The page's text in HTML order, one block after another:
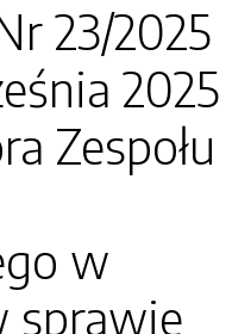
23/2025
2025
Zespołu
w
sprawie